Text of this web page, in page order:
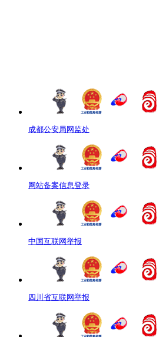
成都公安局网监处
网站备案信息登录
中国互联网举报
四川省互联网举报